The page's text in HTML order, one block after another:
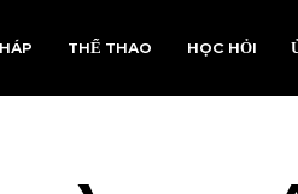
THỂ THAO HỌC HỎI